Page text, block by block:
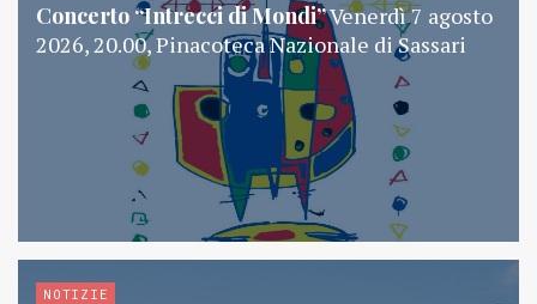
Concerto “Intrecci di Mondi”Venerdì 7 agosto
2026, 20.00, Pinacoteca Nazionale di Sassari
NOTIZIE